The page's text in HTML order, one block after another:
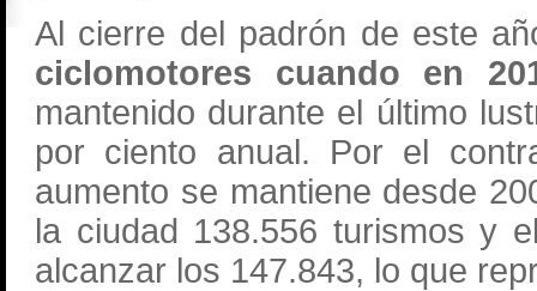
Al cierre del padrón de este
ciclomotores cuando en
mantenido durante el último
por ciento anual. Por el
aumento se mantiene desde
la ciudad 138.556 turismos y
alcanzar los 147.843, lo que